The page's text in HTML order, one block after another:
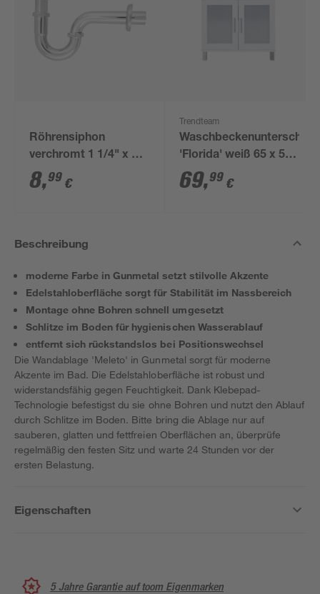
Röhrensiphon
verchromt 1 1/4" x 32
mm
8,99 €
Trendteam
'Florida' weiß 65 x 56
x 33 cm
69,99 €
Beschreibung
moderne Farbe in Gunmetal setzt stilvolle Akzente
Edelstahloberfläche sorgt für Stabilität im Nassbereich
Montage ohne Bohren schnell umgesetzt
Schlitze im Boden für hygienischen Wasserablauf
entfernt sich rückstandslos bei Positionswechsel
Die Wandablage 'Meleto' in Gunmetal sorgt für moderne
Akzente im Bad. Die Edelstahloberfläche ist robust und
widerstandsfähig gegen Feuchtigkeit. Dank Klebepad-
Technologie befestigst du sie ohne Bohren und nutzt den Ablauf
durch Schlitze im Boden. Bitte bring die Ablage nur auf
sauberen, glatten und fettfreien Oberflächen an, überprüfe
regelmäßig den festen Sitz und warte 24 Stunden vor der
ersten Belastung.
Eigenschaften
5 Jahre Garantie auf toom Eigenmarken